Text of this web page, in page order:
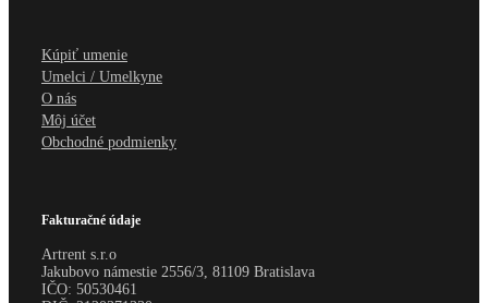
Kúpiť umenie
Umelci / Umelkyne
O nás
Môj účet
Obchodné podmienky
Fakturačné údaje
Artrent s.r.o
Jakubovo námestie 2556/3, 81109 Bratislava
IČO: 50530461